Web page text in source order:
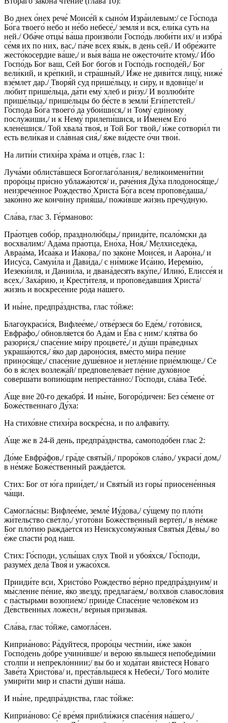
Во днех о́нех рече́ Моисе́й к сыно́м Изра́илевым:/ се Го́спода
Бо́га твоего́ не́бо и не́бо небесе́,/ земля́ и вся, ели́ка суть на
ней./ Оба́че отцы́ ва́ша произво́ли Госпо́дь люби́ти их/ и избра́
се́мя их по них, вас,/ па́че всех язы́к, в день сей./ И обре́жите
жесто́косердие ва́ше,/ и вы́я ва́ша не ожесточи́те ктому́./ И́бо
Госпо́дь Бог ваш, Сей Бог бого́в и Госпо́дь господе́й,/ Бог
вели́кий, и кре́пкий, и стра́шный,/ И́же не диви́тся лицу́, ниже́
взе́млет дар./ Творя́й суд прише́льцу, и си́ру, и вдови́це/ и
лю́бит прише́льца, да́ти ему́ хлеб и ри́зу./ И возлюби́те
прише́льца,/ прише́льцы бо бе́сте в земли́ Еги́петстей./
Го́спода Бо́га твоего́ да убои́шися,/ и Тому́ еди́ному
послу́жиши,/ и к Нему́ прилепи́шися, и И́менем Его́
клене́шися./ Той хвала́ твоя́, и Той Бог твой,/ и́же сотвори́л ти
есть вели́кая и сла́вная сия́,/ я́же ви́десте о́чи твои́.
На лити́и стихи́ра хра́ма и отце́в, глас 1:
Луча́ми облиста́вшеся Богоглаго́лания,/ великоимени́тии
проро́цы при́сно ублажа́ются/ и, раче́ния Ду́ха плодонося́ще,/
неизрече́нное Рождество́ Христа́ Бо́га всем пропове́даша,/
зако́нно же кончи́ну прия́ша,/ пожи́вше жи́знь пречу́дную.
Сла́ва, глас 3. Ге́рманово:
Пра́отцев собо́р, празднолю́бцы,/ прииди́те, псало́мски да
восхва́лим:/ Ада́ма пра́отца, Ено́ха, Но́я,/ Мелхиседе́ка,
Авраа́ма, Исаа́ка и Иа́кова,/ по зако́не Моисе́я, и Ааро́на,/ и
Иису́са, Самуи́ла и Дави́да,/ с ни́миже Иса́ию, Иереми́ю,
Иезеки́иля, и Дании́ла, и двана́десять вку́пе,/ Илию́, Елиссе́я и
всех,/ Заха́рию, и Крести́теля, и пропове́давшия Христа́/
жи́знь и воскресе́ние ро́да на́шего.
И ны́не, предпра́зднства, глас то́йже:
Благоукраси́ся, Вифлее́ме,/ отве́рзеся бо Еде́м,/ гото́вися,
Евфра́фо,/ обновля́ется бо Ада́м и Е́ва с ним:/ кля́тва бо
разори́ся,/ спасе́ние ми́ру процвете́,/ и ду́ши пра́ведных
украша́ются,/ я́ко дар дароно́сия, вме́сто ми́ра пе́ние
принося́ще,/ спасе́ние душе́вное и нетле́ние прие́млюще./ Се
бо в я́слех возлежа́й/ предповелева́ет пе́ние духо́вное
соверша́ти вопию́щим непреста́нно:/ Го́споди, сла́ва Тебе́.
А́ще вне 20-го декабря́. И ны́не, Богоро́дичен: Без се́мене от
Боже́ственнаго Ду́ха:
На стихо́вне стихи́ра воскре́сна, и по алфави́ту.
А́ще же в 24-й день, предпра́зднства, самоподо́бен глас 2:
До́ме Евфра́фов,/ гра́де святы́й,/ проро́ков сла́во,/ украси́ дом,/
в не́мже Боже́ственный ражда́ется.
Стих: Бог от ю́га прии́дет,/ и Святы́й из горы́ приосене́нныя
ча́щи.
Самогла́сны: Вифлее́ме, земле́ Иу́дова,/ су́щему по пло́ти
жи́тельство све́тло,/ угото́ви Боже́ственный верте́п,/ в не́мже
Бог пло́тию ражда́ется из Неискусому́жныя Святы́я Де́вы,/ во
е́же спасти́ род наш.
Стих: Го́споди, услы́шах слух Твой и убоя́хся,/ Го́споди,
разуме́х дела́ Твоя́ и ужасо́хся.
Прииди́те вси, Христо́во Рождество́ ве́рно предпра́зднуим/ и
мы́сленне пе́ние, я́ко звезду́, предлага́ем,/ волхво́в славосло́вия
с па́стырьми возопие́м:/ прии́де Спасе́ние челове́ком из
Де́вственных ложе́сн,/ ве́рныя призыва́я.
Сла́ва, глас то́йже, самогла́сен.
Киприа́ново: Ра́дуйтеся, проро́цы честни́и, и́же зако́н
Госпо́день до́бре учини́вше/ и ве́рою я́вльшеся непобеди́мии
столпи́ и непрекло́ннии;/ вы бо и хода́таи яви́стеся Но́ваго
Заве́та Христо́ва/ и, преста́вльшеся к Небеси́,/ Того́ моли́те
умири́ти мир и спасти́ ду́ши на́ша.
И ны́не, предпра́зднства, глас то́йже:
Киприа́ново: Се́ вре́мя прибли́жися спасе́ния на́шего,/